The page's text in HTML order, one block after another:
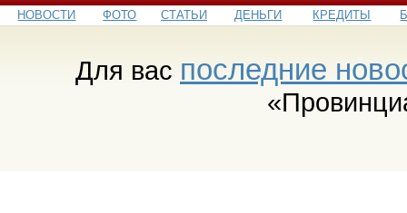
НОВОСТИ ФОТО СТАТЬИ ДЕНЬГИ КРЕДИТЫ
Для вас последние